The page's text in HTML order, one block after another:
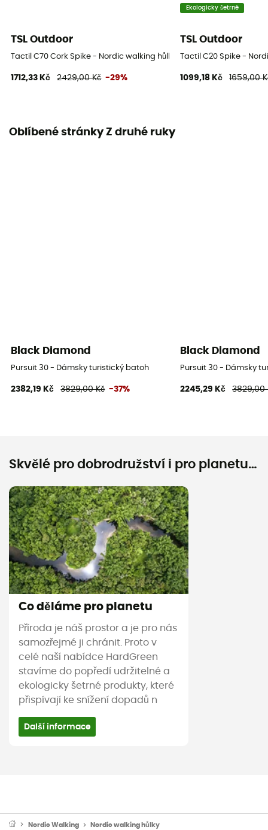
TSL Outdoor
Tactil C70 Cork Spike - Nordic walking hůlky
1712,33 Kč 2429,00 Kč -29%
Ekologicky šetrné
TSL Outdoor
Tactil C20 Spike -
1099,18 Kč 1659,00
Oblíbené stránky Z druhé ruky
Black Diamond
Pursuit 30 - Dámsky turistický batoh
2382,19 Kč 3829,00 Kč -37%
Black Diamond
Pursuit 30 - Dámsky
2245,29 Kč 3829,00
Skvělé pro dobrodružství i pro planetu…
Co děláme pro planetu
Příroda je náš prostor a je pro nás
samozřejmé ji chránit. Proto v
celé naší nabídce HardGreen
stavíme do popředí udržitelné a
ekologicky šetrné produkty, které
přispívají ke snížení dopadů n
Další informace
Nordic Walking Nordic walking hůlky